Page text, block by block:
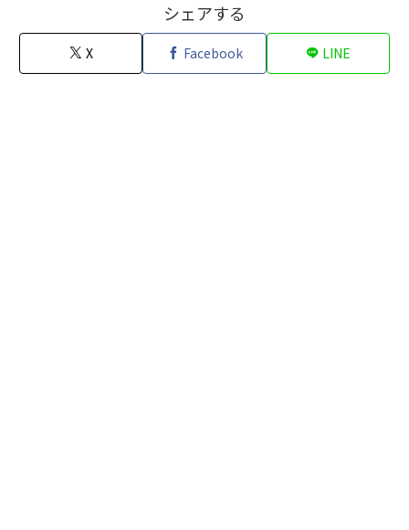
シェアする
X Facebook LINE